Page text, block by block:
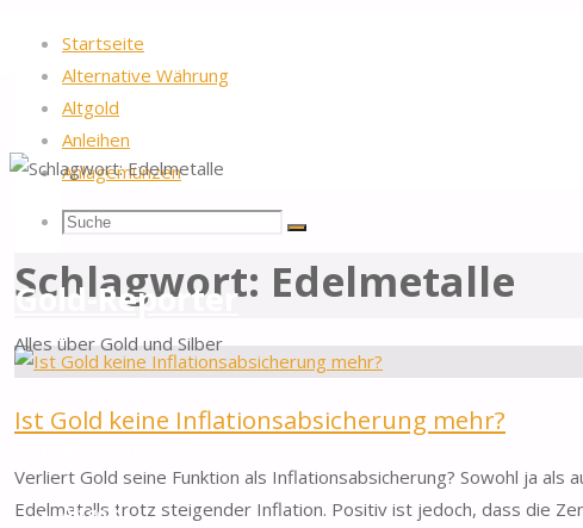
Startseite
Alternative Währung
Altgold
Anleihen
Anlagemünzen
Suche
Suchen
nach:
Suche
Gold-Reporter
Alles über Gold und Silber
Zum
springen
Startseite
Altgold
Schlagwort: Edelmetalle
Ist Gold keine Inflationsabsicherung mehr?
Verliert Gold seine Funktion als Inflationsabsicherung? Sowohl ja
Edelmetalls trotz steigender Inflation. Positiv ist jedoch, dass die